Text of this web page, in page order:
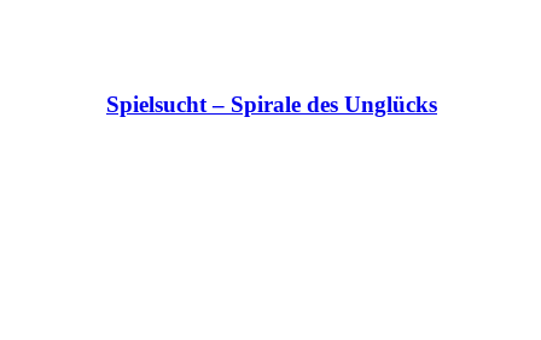
Spielsucht – Spirale des Unglücks